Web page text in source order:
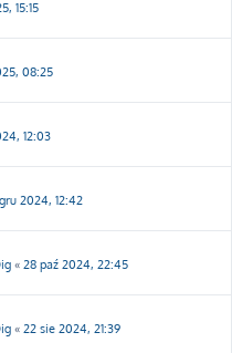
15:15
08:25
12:03
2024, 12:42
« 28 paź 2024, 22:45
« 22 sie 2024, 21:39